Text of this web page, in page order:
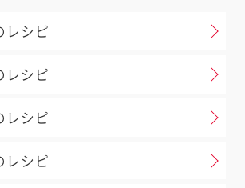
レシピ
レシピ
レシピ
レシピ